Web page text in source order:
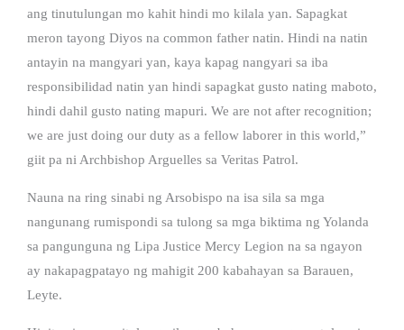
ang tinutulungan mo kahit hindi mo kilala yan. Sapagkat
meron tayong Diyos na common father natin. Hindi na natin
antayin na mangyari yan, kaya kapag nangyari sa iba
responsibilidad natin yan hindi sapagkat gusto nating maboto,
hindi dahil gusto nating mapuri. We are not after recognition;
we are just doing our duty as a fellow laborer in this world,”
giit pa ni Archbishop Arguelles sa Veritas Patrol.
Nauna na ring sinabi ng Arsobispo na isa sila sa mga
nangunang rumispondi sa tulong sa mga biktima ng Yolanda
sa pangunguna ng Lipa Justice Mercy Legion na sa ngayon
ay nakapagpatayo ng mahigit 200 kabahayan sa Barauen,
Leyte.